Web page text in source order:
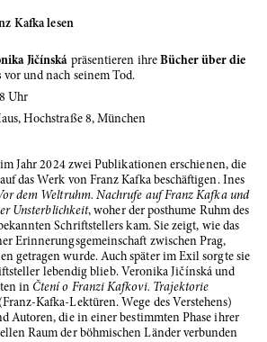
Kafka lesen
Jičínská präsentieren ihre Bücher über die
vor und nach seinem Tod.
Uhr
Hochstraße 8, München
Jahr 2024 zwei Publikationen erschienen, die
das Werk von Franz Kafka beschäftigen. Ines
dem Weltruhm. Nachrufe auf Franz Kafka und
Unsterblichkeit, woher der posthume Ruhm des
Schriftstellers kam. Sie zeigt, wie das
Erinnerungsgemeinschaft zwischen Prag,
getragen wurde. Auch später im Exil sorgte sie
lebendig blieb. Veronika Jičínská und
in Čtení o Franzi Kafkovi. Trajektorie
(Franz-Kafka-Lektüren. Wege des Verstehens)
Autoren, die in einer bestimmten Phase ihrer
Raum der böhmischen Länder verbunden